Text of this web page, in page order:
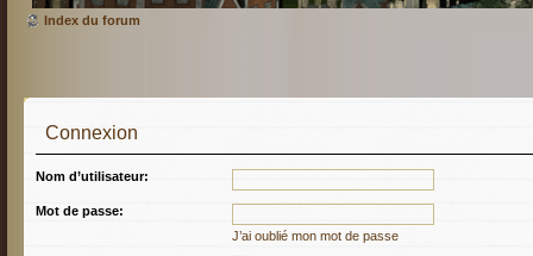
Index du forum
Connexion
Nom d’utilisateur:
Mot de passe:
J’ai oublié mon mot de passe